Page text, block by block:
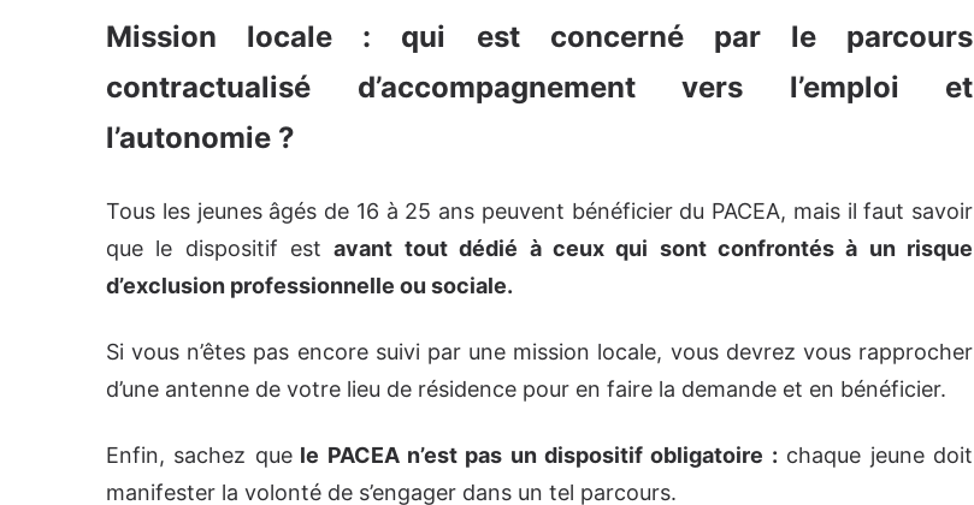
Mission locale : qui est concerné par le parcours
contractualisé d’accompagnement vers l’emploi et
l’autonomie ?
Tous les jeunes âgés de 16 à 25 ans peuvent bénéficier du PACEA, mais il faut savoir
que le dispositif estavant tout dédié à ceux qui sont confrontés à un risque
d’exclusion professionnelle ou sociale.
Si vous n’êtes pas encore suivi par une mission locale, vous devrez vous rapprocher
d’une antenne de votre lieu de résidence pour en faire la demande et en bénéficier.
Enfin, sachez quele PACEA n’est pas un dispositif obligatoire : chaque jeune doit
manifester la volonté de s’engager dans un tel parcours.